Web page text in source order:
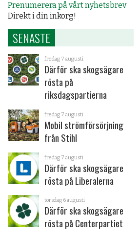
Prenumerera på vårt nyhetsbrev
Direkt i din inkorg!
SENASTE
fredag 7 augusti
Därför ska skogsägare
rösta på
riksdagspartierna
fredag 7 augusti
Mobil strömförsörjning
från Stihl
fredag 7 augusti
Därför ska skogsägare
rösta på Liberalerna
torsdag 6 augusti
Därför ska skogsägare
rösta på Centerpartiet